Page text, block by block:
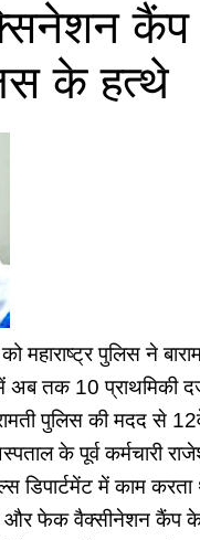
कैंप
के हत्थे
पुलिस ने
अब तक 10
पुलिस की मदद से
के पूर्व कर्मचारी
डिपार्टमेंट में काम
और फेक वैक्सीनेशन कैंप